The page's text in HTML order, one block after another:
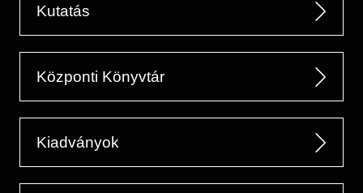
Kutatás
Központi Könyvtár
Kiadványok